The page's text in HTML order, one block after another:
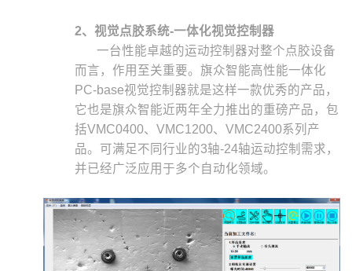
2、视觉点胶系统-一体化视觉控制器
一台性能卓越的运动控制器对整个点胶设备
而言，作用至关重要。旗众智能高性能一体化
PC-base视觉控制器就是这样一款优秀的产品，
它也是旗众智能近两年全力推出的重磅产品，包
括VMC0400、VMC1200、VMC2400系列产
品。可满足不同行业的3轴-24轴运动控制需求，
并已经广泛应用于多个自动化领域。